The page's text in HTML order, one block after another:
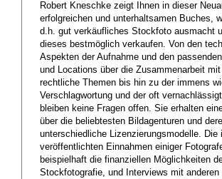
Robert Kneschke zeigt Ihnen in dieser
erfolgreichen und unterhaltsamen Buches,
d.h. gut verkäufliches Stockfoto ausmacht
dieses bestmöglich verkaufen. Von den
Aspekten der Aufnahme und den
und Locations über die Zusammenarbeit
rechtliche Themen bis hin zu der immens
Verschlagwortung und der oft
bleiben keine Fragen offen. Sie erhalten
über die beliebtesten Bildagenturen und
unterschiedliche Lizenzierungsmodelle. Die
veröffentlichten Einnahmen einiger
beispielhaft die finanziellen Möglichkeiten
Stockfotografie, und Interviews mit anderen